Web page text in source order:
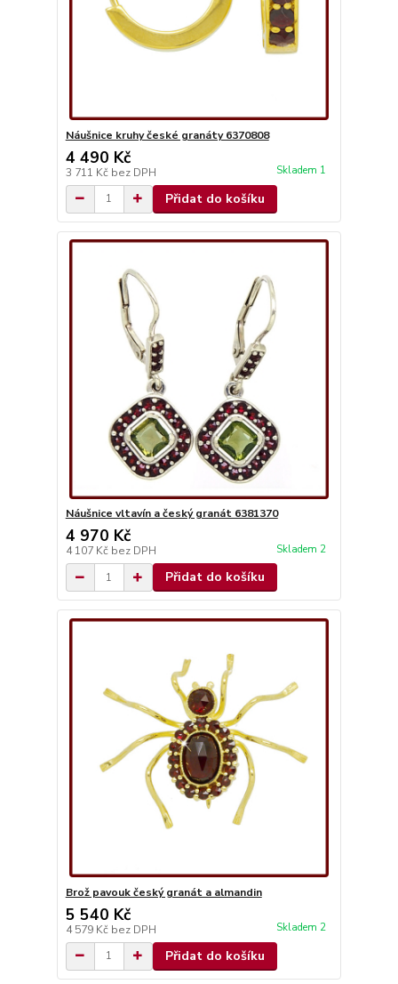
Náušnice kruhy české granáty 6370808
4 490 Kč
3 711 Kč bez DPH Skladem 1
Přidat do košíku
Náušnice vltavín a český granát 6381370
4 970 Kč
4 107 Kč bez DPH Skladem 2
Přidat do košíku
Brož pavouk český granát a almandin
5 540 Kč
4 579 Kč bez DPH Skladem 2
Přidat do košíku